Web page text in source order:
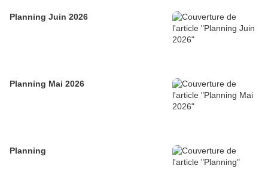
Planning Juin 2026
Planning Mai 2026
Planning